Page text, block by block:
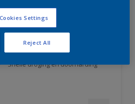
Satin
Extreem kras- en slijtvast
Huidvetresistente zijdeglanslak
Snelle droging en doorharding
Cookies Settings
Reject All